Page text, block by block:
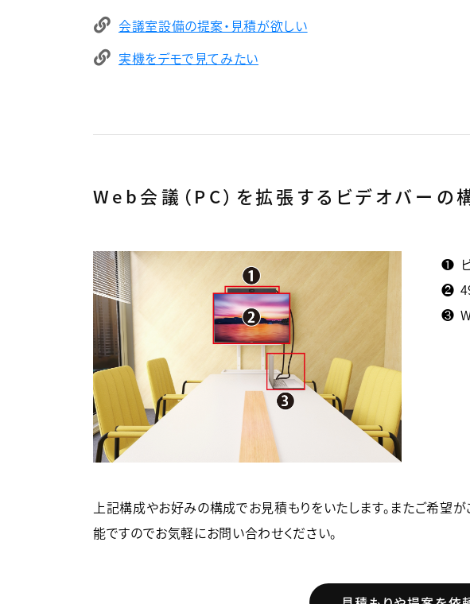
会議室設備の提案・見積が欲しい
実機をデモで見てみたい
Web会議（PC）を拡張するビデオバーの
上記構成やお好みの構成でお見積もりをいたします。またご希望
能ですのでお気軽にお問い合わせください。